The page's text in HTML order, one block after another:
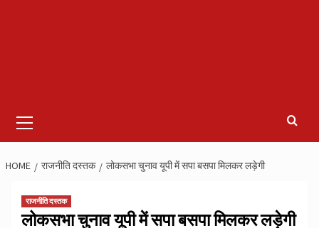
Menu
HOME राजनीति दस्तक लोकसभा चुनाव यूपी में सपा बसपा मिलकर लड़ेगी
राजनीति दस्तक
लोकसभा चुनाव यूपी में सपा बसपा मिलकर लड़ेगी